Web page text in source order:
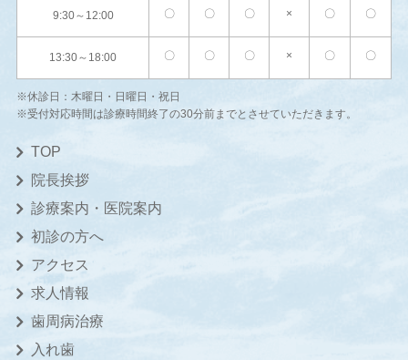
9:30～12:00 〇 〇 〇 × 〇 〇
13:30～18:00 〇 〇 〇 × 〇 〇
※休診日：木曜日・日曜日・祝日
※受付対応時間は診療時間終了の30分前までとさせていただきます。
TOP
院長挨拶
診療案内・医院案内
初診の方へ
アクセス
求人情報
歯周病治療
入れ歯